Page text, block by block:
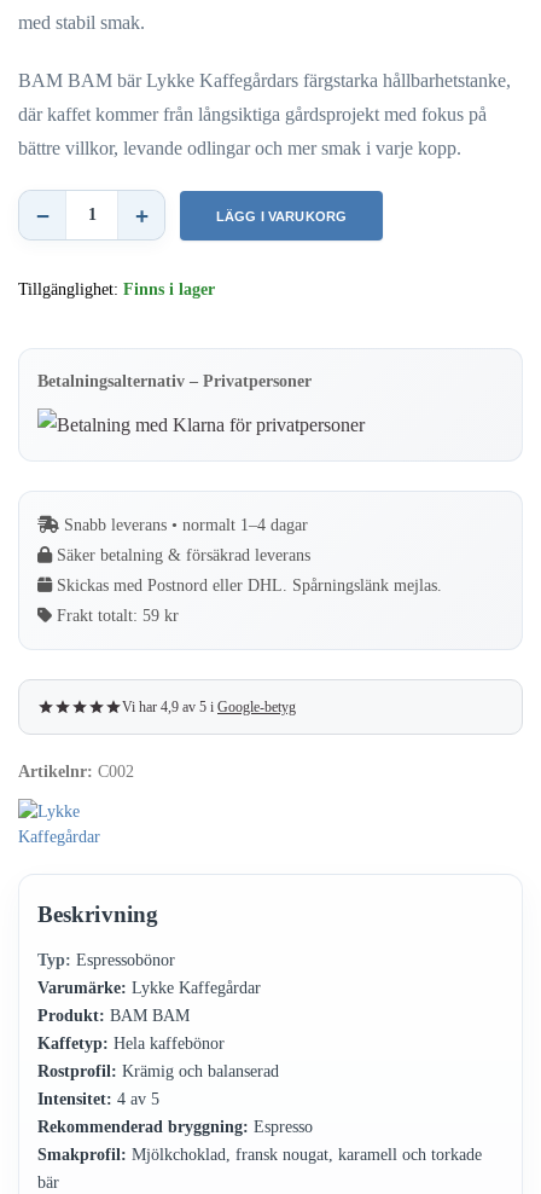
med stabil smak.
BAM BAM bär Lykke Kaffegårdars färgstarka hållbarhetstanke,
där kaffet kommer från långsiktiga gårdsprojekt med fokus på
bättre villkor, levande odlingar och mer smak i varje kopp.
Lykke
BAM
med
krämig
smak
choklad
och
nougat
500
gram
mängd
− + LÄGG I VARUKORG
Tillgänglighet: Finns i lager
Betalningsalternativ – Privatpersoner
Snabb leverans • normalt 1–4 dagar
Säker betalning & försäkrad leverans
Skickas med Postnord eller DHL. Spårningslänk mejlas.
Frakt totalt: 59 kr
Vi har 4,9 av 5 i Google-betyg
Artikelnr: C002
Beskrivning
Typ: Espressobönor
Varumärke: Lykke Kaffegårdar
Produkt: BAM BAM
Kaffetyp: Hela kaffebönor
Rostprofil: Krämig och balanserad
Intensitet: 4 av 5
Rekommenderad bryggning: Espresso
Smakprofil: Mjölkchoklad, fransk nougat, karamell och torkade
bär